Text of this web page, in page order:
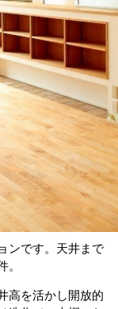
ンです。天井まで
。
高を活かし開放的